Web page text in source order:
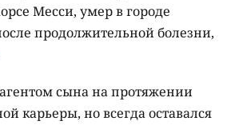
Месси, умер в городе
продолжительной болезни,
сына на протяжении
карьеры, но всегда оставался